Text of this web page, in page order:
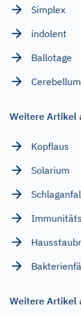
Simplex
indolent
Ballotage
Cerebellum
Weitere Artikel
Kopflaus
Solarium
Weitere Artikel